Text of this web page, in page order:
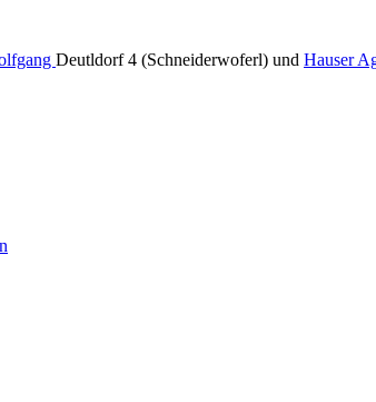
Deutldorf 4 (Schneiderwoferl) und Hauser